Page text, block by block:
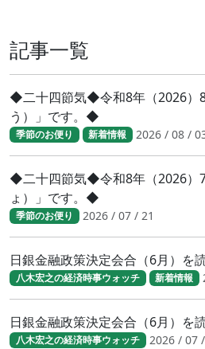
記事一覧
◆二十四節気◆令和8年（2026）
う）」です。◆
季節のお便り 新着情報 2026 / 08 /
◆二十四節気◆令和8年（2026）
ょ）」です。◆
季節のお便り 2026 / 07 / 21
日銀金融政策決定会合（6月）を
八木宏之の経済時事ウォッチ 新着情報
日銀金融政策決定会合（6月）を
八木宏之の経済時事ウォッチ 2026 / 07